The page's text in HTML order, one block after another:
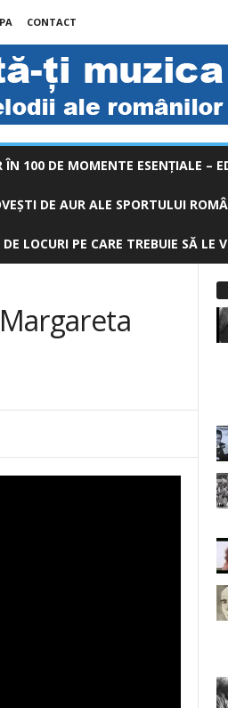
CONTACT
100 DE MOMENTE ESENŢIALE –
DE AUR ALE SPORTULUI
LOCURI PE CARE TREBUIE SĂ LE